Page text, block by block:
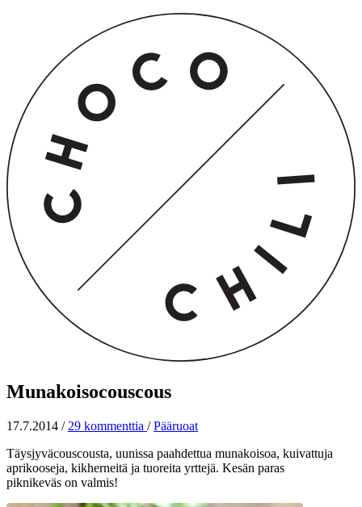
Munakoisocouscous
17.7.2014 / 29 kommenttia / Pääruoat
Täysjyväcouscousta, uunissa paahdettua munakoisoa, kuivattuja
aprikooseja, kikherneitä ja tuoreita yrttejä. Kesän paras
piknikeväs on valmis!